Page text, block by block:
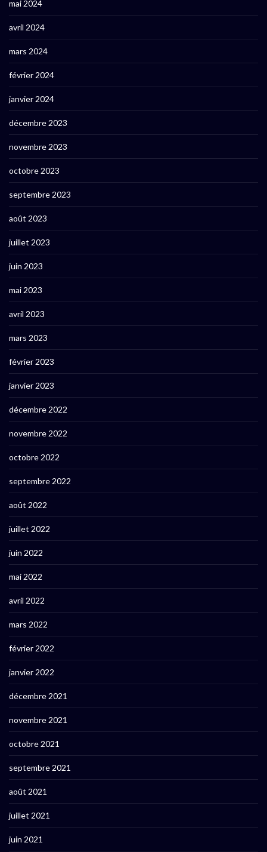
mai 2024
avril 2024
mars 2024
février 2024
janvier 2024
décembre 2023
novembre 2023
octobre 2023
septembre 2023
août 2023
juillet 2023
juin 2023
mai 2023
avril 2023
mars 2023
février 2023
janvier 2023
décembre 2022
novembre 2022
octobre 2022
septembre 2022
août 2022
juillet 2022
juin 2022
mai 2022
avril 2022
mars 2022
février 2022
janvier 2022
décembre 2021
novembre 2021
octobre 2021
septembre 2021
août 2021
juillet 2021
juin 2021